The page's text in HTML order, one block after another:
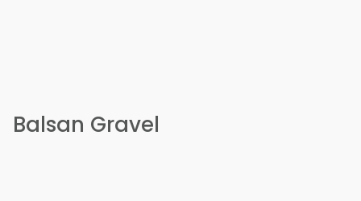
Balsan Gravel